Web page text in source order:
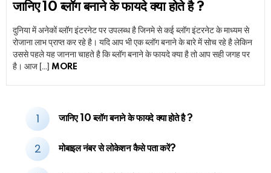
जानिए 10 ब्लॉग बनाने के फायदे क्या होते है ?
दुनिया में अनेकों ब्लॉग इंटरनेट पर उपलब्ध है जिनमे से कई ब्लॉग इंटरनेट के माध्यम से
रोजाना लाभ प्राप्त कर रहे है। यदि आप भी एक ब्लॉग बनाने के बारे में सोच रहे है लेकिन
उससे पहले यह जानना चाहते है कि ब्लॉग बनाने के फायदे क्या है तो आप सही जगह पर
है। आज […] MORE
जानिए 10 ब्लॉग बनाने के फायदे क्या होते है ?
मोबाइल नंबर से लोकेशन कैसे पता करें?